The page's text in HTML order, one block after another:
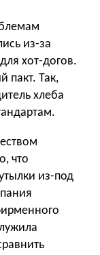
из-за
хот-догов.
пакт. Так,
хлеба
что
из-под